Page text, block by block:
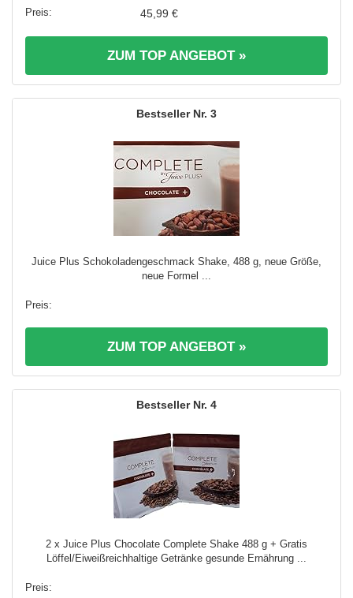
45,99 €
ZUM TOP ANGEBOT »
3
Juice Plus Schokoladengeschmack Shake, 488 g, neue Größe,
neue Formel ...
ZUM TOP ANGEBOT »
4
2 x Juice Plus Chocolate Complete Shake 488 g + Gratis
Löffel/Eiweißreichhaltige Getränke gesunde Ernährung ...